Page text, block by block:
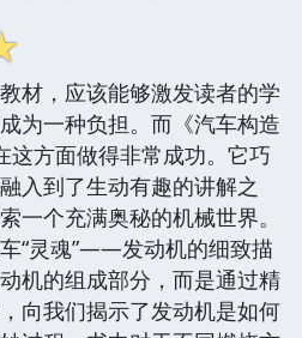
材，应该能够激发读者的学
为一种负担。而《汽车构造
这方面做得非常成功。它巧
入到了生动有趣的讲解之
一个充满奥秘的机械世界。
“灵魂”——发动机的细致描
机的组成部分，而是通过精
向我们揭示了发动机是如何